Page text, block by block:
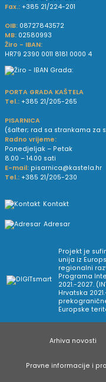
Fax.: +385 21/224-201
OIB: 08727843572
MB: 02580993
Žiro - IBAN:
HR79 2390 0011 8181 0000 4
PORTA GRADA KAŠTELA
Tel.: +385 21/205-265
PISARNICA
(šalter; rad sa strankama za
Radno vrijeme:
Ponedjeljak – Petak
8.00 – 14.00 sati
E-mail: pisarnica@kastela.hr
Tel.: +385 21/205-230
Kontakt
Adresar
Projekt je
unija iz
regionalni
Programa
2021.-2027.
Hrvatska
Europske
Arhiva novosti
Pravne informacije i